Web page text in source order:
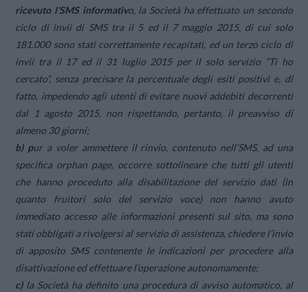
ricevuto l’SMS informativo, la Società ha effettuato un secondo
ciclo di invii di SMS tra il 5 ed il 7 maggio 2015, di cui solo
181.000 sono stati correttamente recapitati, ed un terzo ciclo di
invii tra il 17 ed il 31 luglio 2015 per il solo servizio “Ti ho
cercato”, senza precisare la percentuale degli esiti positivi e, di
fatto, impedendo agli utenti di evitare nuovi addebiti decorrenti
dal 1 agosto 2015, non rispettando, pertanto, il preavviso di
almeno 30 giorni;
b) pur a voler ammettere il rinvio, contenuto nell’SMS, ad una
specifica orphan page, occorre sottolineare che tutti gli utenti
che hanno proceduto alla disabilitazione del servizio dati (in
quanto fruitori solo del servizio voce) non hanno avuto
immediato accesso alle informazioni presenti sul sito, ma sono
stati obbligati a rivolgersi al servizio di assistenza, chiedere l’invio
di apposito SMS contenente le indicazioni per procedere alla
disattivazione ed effettuare l’operazione autonomamente;
c)la Società ha definito una procedura di avviso automatico, al